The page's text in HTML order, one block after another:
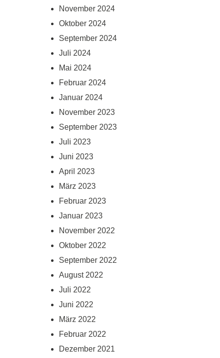
November 2024
Oktober 2024
September 2024
Juli 2024
Mai 2024
Februar 2024
Januar 2024
November 2023
September 2023
Juli 2023
Juni 2023
April 2023
März 2023
Februar 2023
Januar 2023
November 2022
Oktober 2022
September 2022
August 2022
Juli 2022
Juni 2022
März 2022
Februar 2022
Dezember 2021